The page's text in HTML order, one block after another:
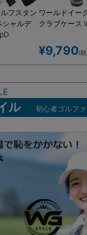
フスタン
シャルデ
ワールドイー
クラブケース
¥9,790(
ル 初心者ゴルフ